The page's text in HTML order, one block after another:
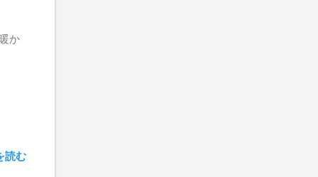
か
読む